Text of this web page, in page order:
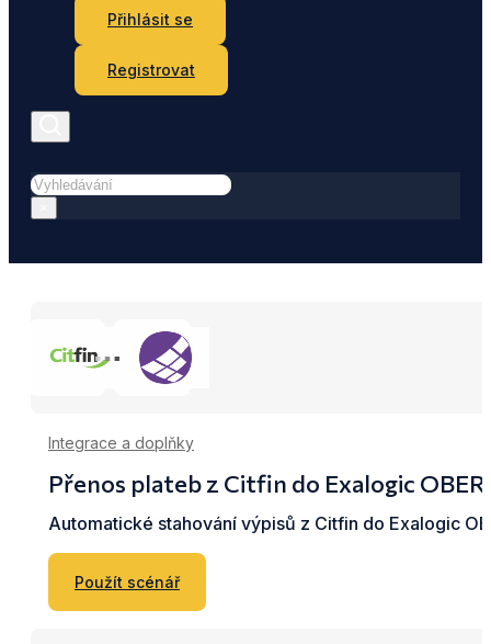
Přihlásit se
Registrovat
Hledat
Integrace a doplňky
Přenos plateb z Citfin do Exalogic
Automatické stahování výpisů z Citfin do Exalogic
Použít scénář